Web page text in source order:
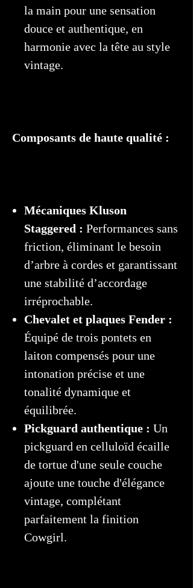
la main pour une sensation
douce et authentique, en
harmonie avec la tête au style
vintage.
Composants de haute qualité :
Mécaniques Kluson
Staggered : Performances sans
friction, éliminant le besoin
d’arbre à cordes et garantissant
une stabilité d’accordage
irréprochable.
Chevalet et plaques Fender :
Équipé de trois pontets en
laiton compensés pour une
intonation précise et une
tonalité dynamique et
équilibrée.
Pickguard authentique : Un
pickguard en celluloïd écaille
de tortue d'une seule couche
ajoute une touche d'élégance
vintage, complétant
parfaitement la finition
Cowgirl.